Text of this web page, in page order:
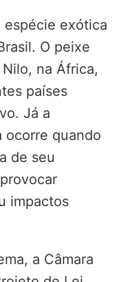
espécie exótica
O peixe
na África,
países
Já a
ocorre quando
de seu
impactos
a Câmara